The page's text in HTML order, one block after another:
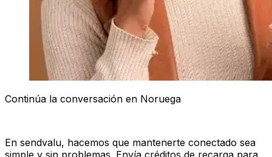
Continúa la conversación en Noruega
En sendvalu, hacemos que mantenerte conectado sea